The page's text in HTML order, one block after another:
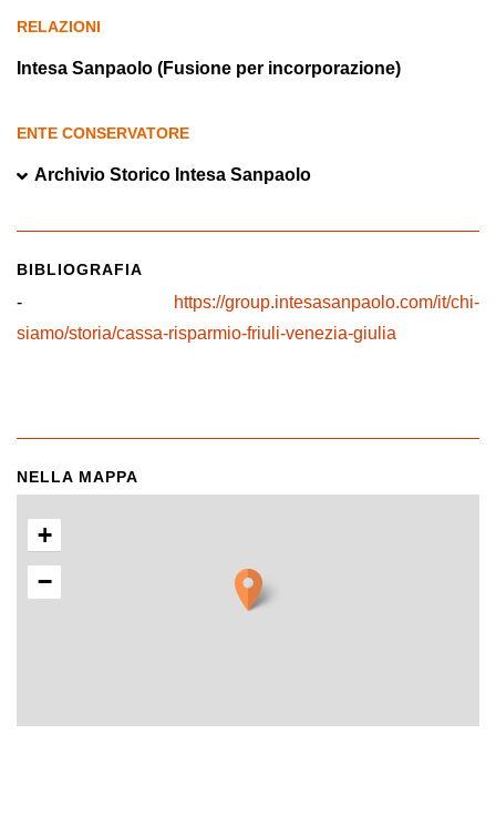
RELAZIONI
Intesa Sanpaolo (Fusione per incorporazione)
ENTE CONSERVATORE
Archivio Storico Intesa Sanpaolo
BIBLIOGRAFIA
-
https://group.intesasanpaolo.com/it/chi-
siamo/storia/cassa-risparmio-friuli-venezia-giulia
NELLA MAPPA
+
−